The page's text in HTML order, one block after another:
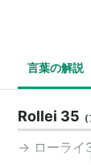
言葉の解説
Rollei 35 (
→ ローライ